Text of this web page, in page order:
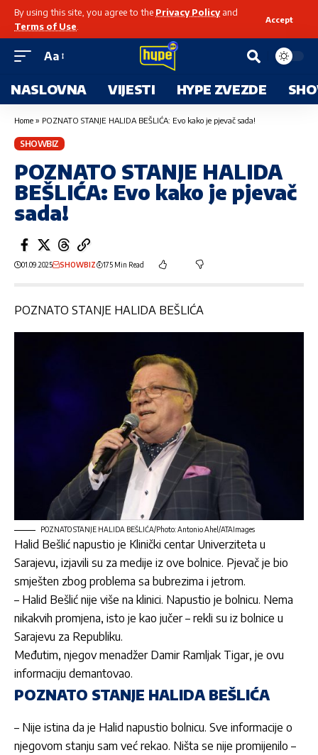
By using this site, you agree to the Privacy Policyand
Terms of Use
Accept
Aa
NASLOVNA VIJESTI HYPE ZVEZDE
Home » POZNATO STANJE HALIDA BEŠLIĆA: Evo kako je pjevač sada!
SHOWBIZ
POZNATO STANJE HALIDA
BEŠLIĆA: Evo kako je pjevač
sada!
01.09.2025 SHOWBIZ 175 Min Read
POZNATO STANJE HALIDA BEŠLIĆA
POZNATO STANJE HALIDA BEŠLIĆA/Photo: Antonio Ahel/ATAImages
Halid Bešlić napustio je Klinički centar Univerziteta u
Sarajevu, izjavili su za medije iz ove bolnice. Pjevač je bio
smješten zbog problema sa bubrezima i jetrom.
– Halid Bešlić nije više na klinici. Napustio je bolnicu. Nema
nikakvih promjena, isto je kao jučer – rekli su iz bolnice u
Sarajevu za Republiku.
Međutim, njegov menadžer Damir Ramljak Tigar, je ovu
informaciju demantovao.
POZNATO STANJE HALIDA BEŠLIĆA
– Nije istina da je Halid napustio bolnicu. Sve informacije o
njegovom stanju sam već rekao. Ništa se nije promijenilo –